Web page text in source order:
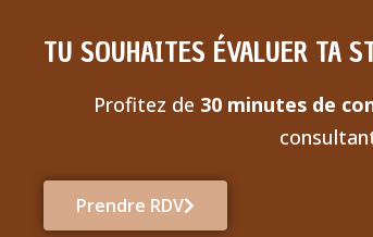
TU SOUHAITES ÉVALUER TA
Profitez de 30 minutes de
Prendre RDV